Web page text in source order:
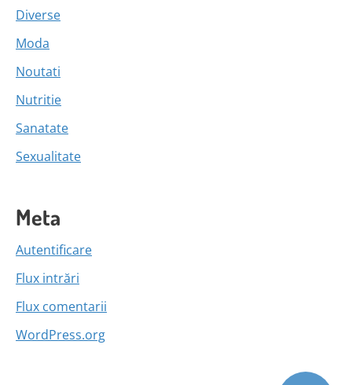
Diverse
Moda
Noutati
Nutritie
Sanatate
Sexualitate
Meta
Autentificare
Flux intrări
Flux comentarii
WordPress.org